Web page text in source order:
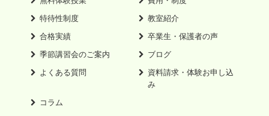
特待性制度
教室紹介
合格実績
卒業生・保護者の声
季節講習会のご案内
ブログ
よくある質問
資料請求・体験お申し込
み
コラム